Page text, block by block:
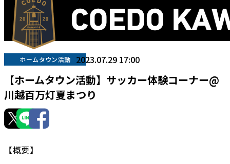
ホームタウン活動 2023.07.29 17:00
【ホームタウン活動】サッカー体験コーナー@
川越百万灯夏まつり
【概要】